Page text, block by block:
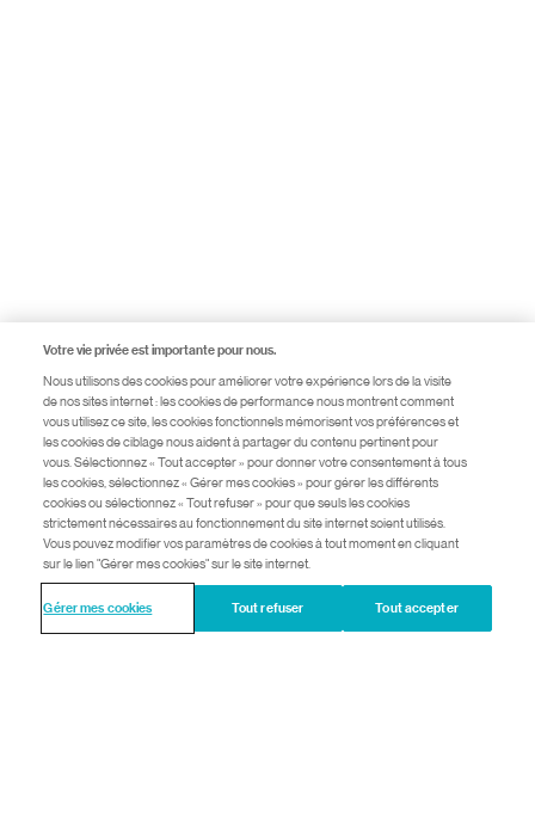
Votre vie privée est importante pour nous.
Nous utilisons des cookies pour améliorer votre expérience lors de la visite
de nos sites internet : les cookies de performance nous montrent comment
vous utilisez ce site, les cookies fonctionnels mémorisent vos préférences et
les cookies de ciblage nous aident à partager du contenu pertinent pour
vous. Sélectionnez « Tout accepter » pour donner votre consentement à tous
les cookies, sélectionnez « Gérer mes cookies » pour gérer les différents
cookies ou sélectionnez « Tout refuser » pour que seuls les cookies
strictement nécessaires au fonctionnement du site internet soient utilisés.
Vous pouvez modifier vos paramètres de cookies à tout moment en cliquant
sur le lien "Gérer mes cookies" sur le site internet.
Gérer mes cookies Tout refuser Tout accepter